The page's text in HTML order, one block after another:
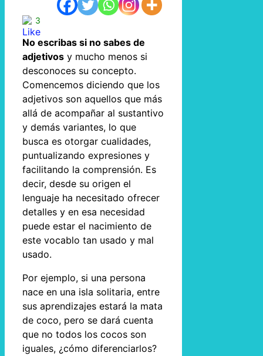
3
No escribas si no sabes de
adjetivos y mucho menos si
desconoces su concepto.
Comencemos diciendo que los
adjetivos son aquellos que más
allá de acompañar al sustantivo
y demás variantes, lo que
busca es otorgar cualidades,
puntualizando expresiones y
facilitando la comprensión. Es
decir, desde su origen el
lenguaje ha necesitado ofrecer
detalles y en esa necesidad
puede estar el nacimiento de
este vocablo tan usado y mal
usado.
Por ejemplo, si una persona
nace en una isla solitaria, entre
sus aprendizajes estará la mata
de coco, pero se dará cuenta
que no todos los cocos son
iguales, ¿cómo diferenciarlos?